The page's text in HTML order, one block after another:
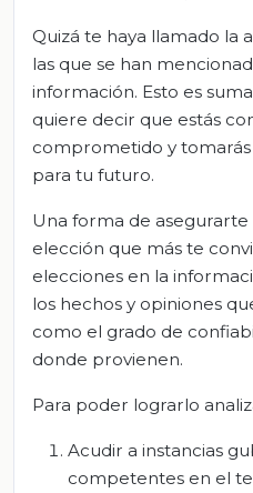
Quizá te haya llamado la
las que se han
información. Esto es
quiere decir que estás
comprometido y
para tu futuro.
Una forma de
elección que más te
elecciones en la
los hechos y opiniones
como el grado de
donde provienen.
Para poder lograrlo
Acudir a instancias
competentes en el